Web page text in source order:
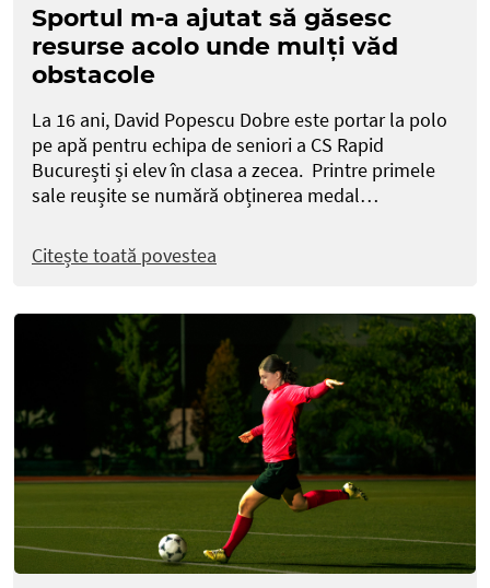
Sportul m-a ajutat să găsesc
resurse acolo unde mulți văd
obstacole
La 16 ani, David Popescu Dobre este portar la polo
pe apă pentru echipa de seniori a CS Rapid
București și elev în clasa a zecea. Printre primele
sale reușite se numără obținerea medal…
Citește toată povestea